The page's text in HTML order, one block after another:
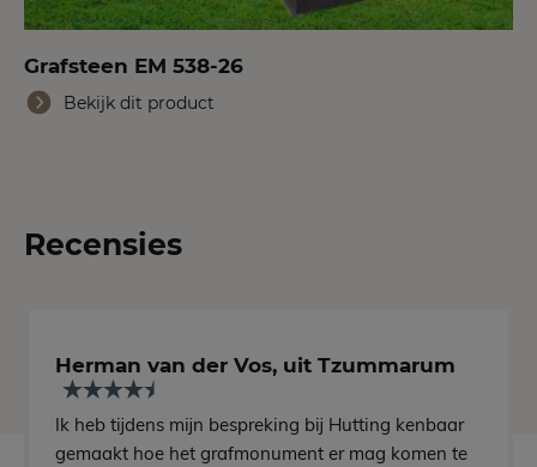
Grafsteen EM 538-26
Bekijk dit product
Recensies
Herman van der Vos, uit Tzummarum
Ik heb tijdens mijn bespreking bij Hutting kenbaar
gemaakt hoe het grafmonument er mag komen te